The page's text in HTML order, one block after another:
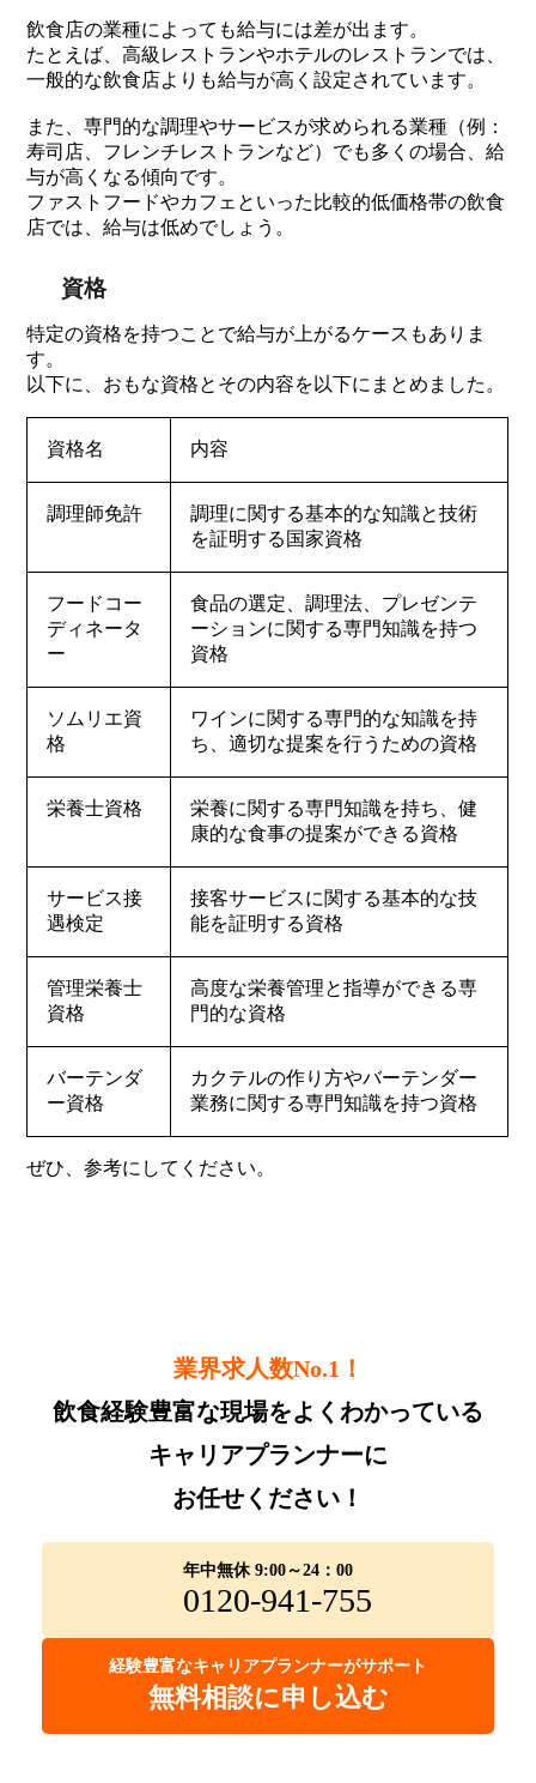
飲食店の業種によっても給与には差が出ます。
たとえば、高級レストランやホテルのレストランでは、
一般的な飲食店よりも給与が高く設定されています。
また、専門的な調理やサービスが求められる業種（例：
寿司店、フレンチレストランなど）でも多くの場合、給
与が高くなる傾向です。
ファストフードやカフェといった比較的低価格帯の飲食
店では、給与は低めでしょう。
資格
特定の資格を持つことで給与が上がるケースもありま
す。
以下に、おもな資格とその内容を以下にまとめました。
資格名 内容
調理師免許
調理に関する基本的な知識と技術
を証明する国家資格
フードコー
ディネータ
ー
食品の選定、調理法、プレゼンテ
ーションに関する専門知識を持つ
資格
ソムリエ資
格
ワインに関する専門的な知識を持
ち、適切な提案を行うための資格
栄養士資格
栄養に関する専門知識を持ち、健
康的な食事の提案ができる資格
サービス接
遇検定
接客サービスに関する基本的な技
能を証明する資格
管理栄養士
資格
高度な栄養管理と指導ができる専
門的な資格
バーテンダ
ー資格
カクテルの作り方やバーテンダー
業務に関する専門知識を持つ資格
ぜひ、参考にしてください。
業界求人数No.1！
飲食経験豊富な現場をよくわかっている
キャリアプランナーに
お任せください！
年中無休 9:00～24：00
0120-941-755
経験豊富なキャリアプランナーがサポート
無料相談に申し込む